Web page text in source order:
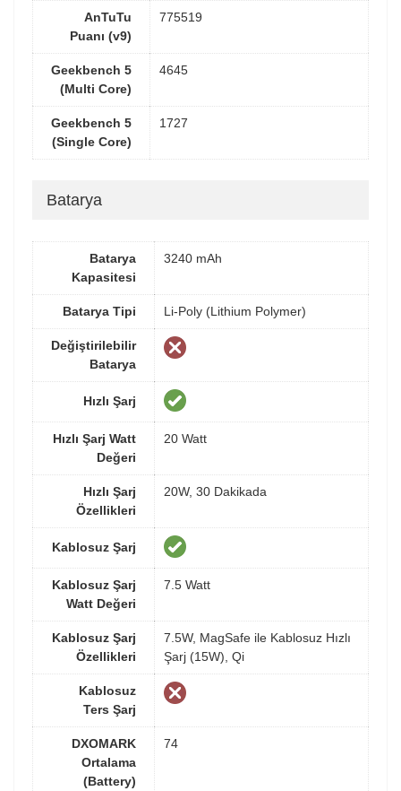
AnTuTu
Puanı (v9)
775519
Geekbench 5
(Multi Core)
4645
Geekbench 5
(Single Core)
1727
Batarya
Batarya
Kapasitesi
3240 mAh
Batarya Tipi Li-Poly (Lithium Polymer)
Değiştirilebilir
Batarya
Hızlı Şarj
Hızlı Şarj Watt
Değeri
20 Watt
Hızlı Şarj
Özellikleri
20W, 30 Dakikada
Kablosuz Şarj
Kablosuz Şarj
Watt Değeri
7.5 Watt
Kablosuz Şarj
Özellikleri
7.5W, MagSafe ile Kablosuz Hızlı
Şarj (15W), Qi
Kablosuz
Ters Şarj
DXOMARK
Ortalama
(Battery)
74